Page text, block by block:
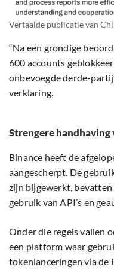
Vertaalde publicatie van
“Na een grondige
600 accounts
onbevoegde derde-
verklaring.
Strengere handhaving
Binance heeft de
aangescherpt. De
zijn bijgewerkt,
gebruik van API’s en
Onder die regels vallen
een platform waar
tokenlanceringen via de